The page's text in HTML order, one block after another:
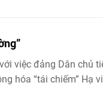
việc đảng Dân chủ
hóa “tái chiếm” Hạ